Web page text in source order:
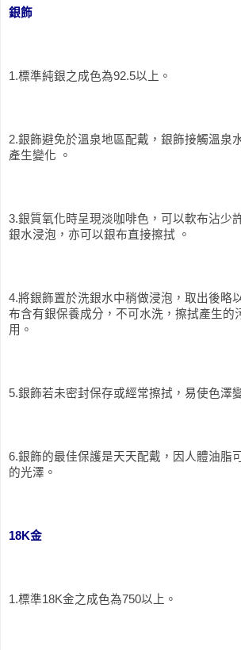
銀飾
1.標準純銀之成色為92.5以上。
2.銀飾避免於溫泉地區配戴，銀飾接觸溫泉
產生變化 。
3.銀質氧化時呈現淡咖啡色，可以軟布沾少
銀水浸泡，亦可以銀布直接擦拭 。
4.將銀飾置於洗銀水中稍做浸泡，取出後略
布含有銀保養成分，不可水洗，擦拭產生的
用。
5.銀飾若未密封保存或經常擦拭，易使色澤
6.銀飾的最佳保護是天天配戴，因人體油脂
的光澤。
18K金
1.標準18K金之成色為750以上。